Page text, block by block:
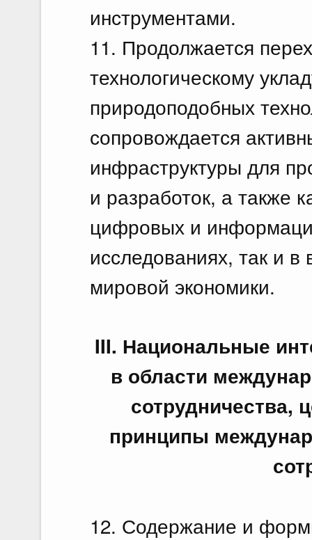
инструментами.
11. Продолжается
технологическому
природоподобных
сопровождается
инфраструктуры для
и разработок, а также
цифровых и
исследованиях, так и в
мировой экономики.
III. Национальные
в области
сотрудничества,
принципы
12. Содержание и